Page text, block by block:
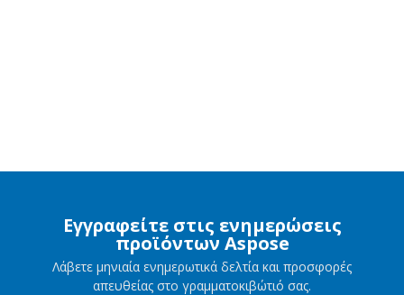
Εγγραφείτε στις ενημερώσεις
προϊόντων Aspose
Λάβετε μηνιαία ενημερωτικά δελτία και προσφορές
απευθείας στο γραμματοκιβώτιό σας.